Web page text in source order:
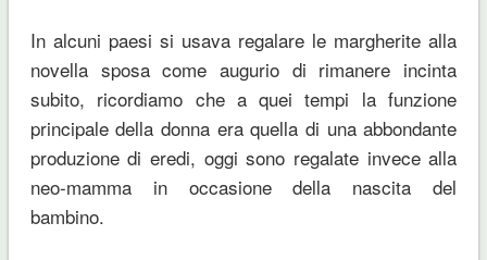
In alcuni paesi si usava regalare le margherite alla
novella sposa come augurio di rimanere incinta
subito, ricordiamo che a quei tempi la funzione
principale della donna era quella di una abbondante
produzione di eredi, oggi sono regalate invece alla
neo-mamma in occasione della nascita del
bambino.